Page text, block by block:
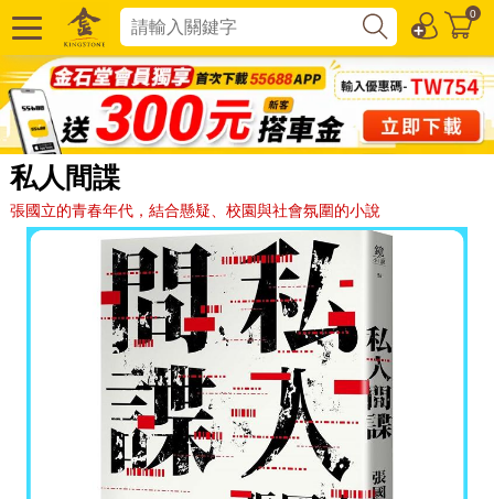
0
私人間諜
張國立的青春年代，結合懸疑、校園與社會氛圍的小說